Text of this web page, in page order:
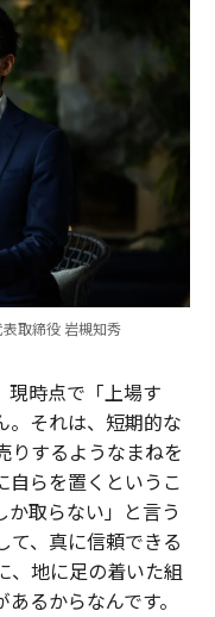
取締役 岩槻知秀
現時点で「上場す
。それは、短期的な
りするようなまねを
自らを置くというこ
か取らない」と言う
て、真に信頼できる
、地に足の着いた組
るからなんです。